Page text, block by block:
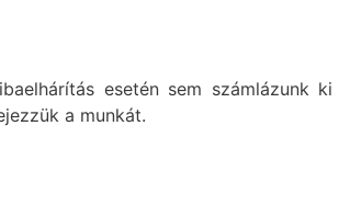
esetén sem számlázunk ki
a munkát.